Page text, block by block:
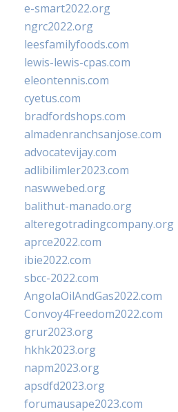
e-smart2022.org
ngrc2022.org
leesfamilyfoods.com
lewis-lewis-cpas.com
eleontennis.com
cyetus.com
bradfordshops.com
almadenranchsanjose.com
advocatevijay.com
adlibilimler2023.com
naswwebed.org
balithut-manado.org
alteregotradingcompany.org
aprce2022.com
ibie2022.com
sbcc-2022.com
AngolaOilAndGas2022.com
Convoy4Freedom2022.com
grur2023.org
hkhk2023.org
napm2023.org
apsdfd2023.org
forumausape2023.com